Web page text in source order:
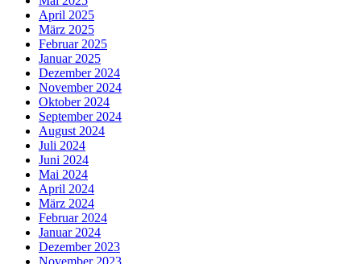
April 2025
März 2025
Februar 2025
Januar 2025
Dezember 2024
November 2024
Oktober 2024
September 2024
August 2024
Juli 2024
Juni 2024
Mai 2024
April 2024
März 2024
Februar 2024
Januar 2024
Dezember 2023
November 2023